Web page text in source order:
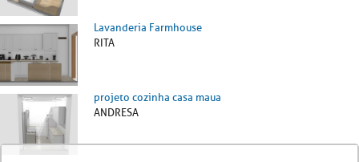
Lavanderia Farmhouse
RITA
projeto cozinha casa maua
ANDRESA